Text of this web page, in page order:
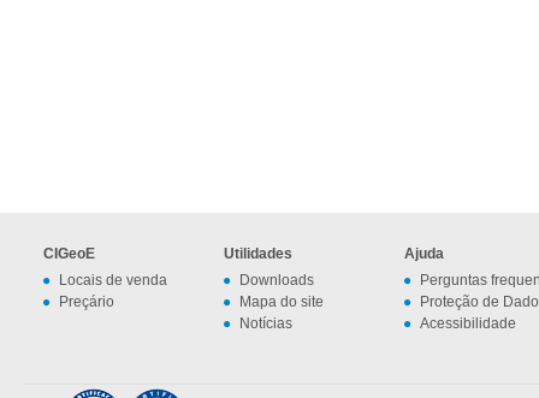
CIGeoE
Locais de venda
Preçário
Utilidades
Downloads
Mapa do site
Notícias
Ajuda
Perguntas
Proteção de
Acessibilidade